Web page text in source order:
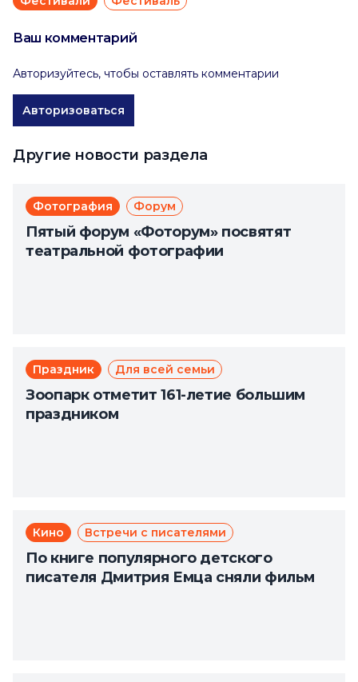
Ваш комментарий
Авторизуйтесь, чтобы оставлять комментарии
Авторизоваться
Другие новости раздела
Фотография Форум
Пятый форум «Фоторум» посвятят
театральной фотографии
Праздник Для всей семьи
Зоопарк отметит 161-летие большим
праздником
Кино Встречи с писателями
По книге популярного детского
писателя Дмитрия Емца сняли фильм